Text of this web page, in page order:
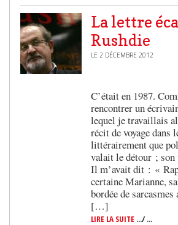
La lettre
Rushdie
LE 2 DÉCEMBRE 2012
C’était en 1987.
rencontrer un
lequel je travaillais
récit de voyage
littérairement que
valait le détour ; son
Il m’avait dit : «
certaine Marianne,
bordée de
[…]
LIRE LA SUITE .../ ...